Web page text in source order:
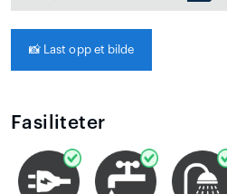
📸 Last opp et bilde
Fasiliteter